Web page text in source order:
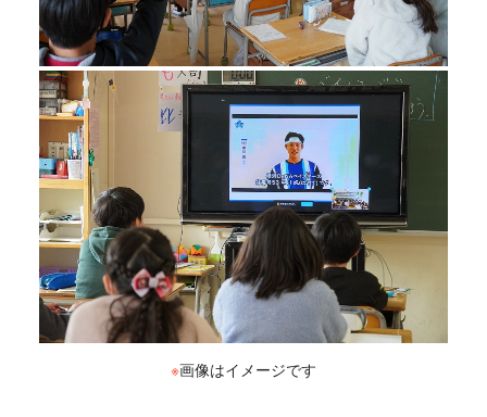
※画像はイメージです